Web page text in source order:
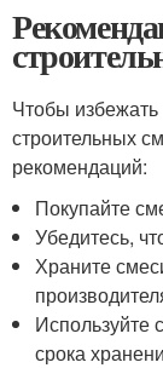
Чтобы
строительных
рекомендаций:
Покупайте
Убедитесь,
Храните
Используйте
срока